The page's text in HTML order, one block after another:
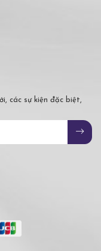
các sự kiện đặc biệt,